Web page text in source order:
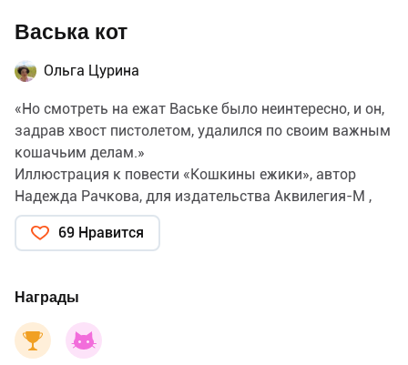
Васька кот
Ольга Цурина
«Но смотреть на ежат Ваське было неинтересно, и он,
задрав хвост пистолетом, удалился по своим важным
кошачьим делам.»
Иллюстрация к повести «Кошкины ежики», автор
Надежда Рачкова, для издательства Аквилегия-М ,
2025
69 Нравится
Награды